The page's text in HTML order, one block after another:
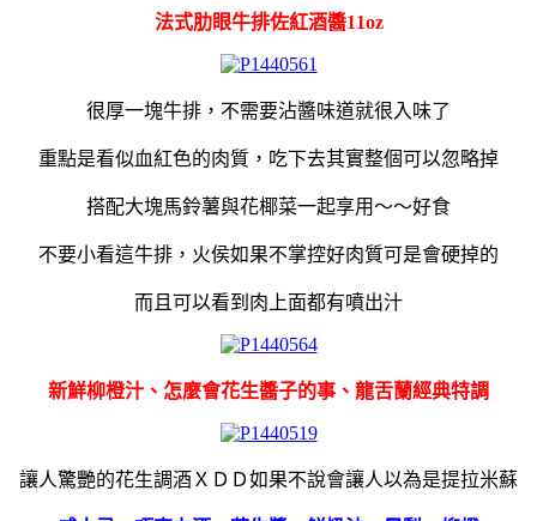
法式肋眼牛排佐紅酒醬11oz
很厚一塊牛排，不需要沾醬味道就很入味了
重點是看似血紅色的肉質，吃下去其實整個可以忽略掉
搭配大塊馬鈴薯與花椰菜一起享用～～好食
不要小看這牛排，火侯如果不掌控好肉質可是會硬掉的
而且可以看到肉上面都有噴出汁
新鮮柳橙汁、怎麼會花生醬子的事、龍舌蘭經典特調
讓人驚艷的花生調酒ＸＤＤ如果不說會讓人以為是提拉米蘇